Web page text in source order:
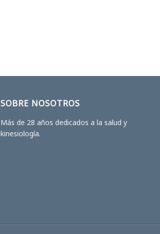
SOBRE NOSOTROS
Más de 28 años dedicados a la salud y
kinesiología.